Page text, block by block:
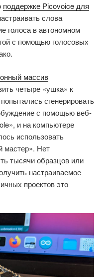
поддержке Picovoice для
слова
голоса в автономном
с помощью голосовых
массив
четыре «ушка» к
сгенерировать
с помощью веб-
и на компьютере
использовать
мастер». Нет
тысячи образцов или
настраиваемое
проектов это